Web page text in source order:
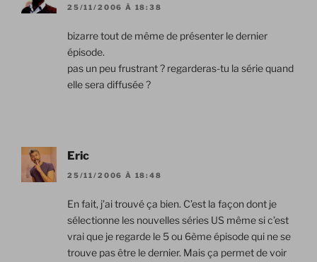
25/11/2006 À 18:38
bizarre tout de même de présenter le dernier
épisode.
pas un peu frustrant ? regarderas-tu la série quand
elle sera diffusée ?
Eric
25/11/2006 À 18:48
En fait, j’ai trouvé ça bien. C’est la façon dont je
sélectionne les nouvelles séries US même si c’est
vrai que je regarde le 5 ou 6ème épisode qui ne se
trouve pas être le dernier. Mais ça permet de voir